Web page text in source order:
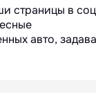
страницы в
авто,